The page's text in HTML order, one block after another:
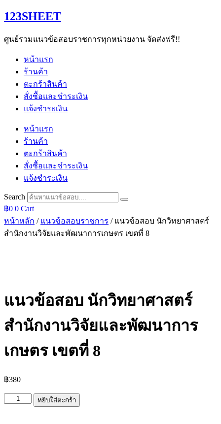
Skip
to
123SHEET
ศูนย์รวมแนวข้อสอบราชการทุกหน่วยงาน จัดส่งฟรี!!
หน้าแรก
ร้านค้า
ตะกร้าสินค้า
สั่งซื้อและชำระเงิน
แจ้งชำระเงิน
หน้าแรก
ร้านค้า
ตะกร้าสินค้า
สั่งซื้อและชำระเงิน
แจ้งชำระเงิน
Search
฿0 0 Cart
หน้าหลัก / แนวข้อสอบราชการ / แนวข้อสอบ นักวิทยาศาสตร์
สำนักงานวิจัยและพัฒนาการเกษตร เขตที่ 8
แนวข้อสอบ นักวิทยาศาสตร์
สำนักงานวิจัยและพัฒนาการ
เกษตร เขตที่ 8
฿380
จำนวน
หยิบใส่ตะกร้า